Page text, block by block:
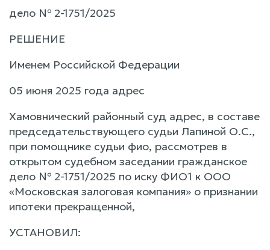
дело № 2-1751/2025
РЕШЕНИЕ
Именем Российской Федерации
05 июня 2025 года адрес
Хамовнический районный суд адрес, в составе
председательствующего судьи Лапиной О.С.,
при помощнике судьи фио, рассмотрев в
открытом судебном заседании гражданское
дело № 2-1751/2025 по иску ФИО1 к ООО
«Московская залоговая компания» о признании
ипотеки прекращенной,
УСТАНОВИЛ: